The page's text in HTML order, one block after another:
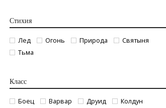
Стихия
Лед Огонь Природа
Святыня
Тьма
Класс
Боец Варвар Друид
Колдун